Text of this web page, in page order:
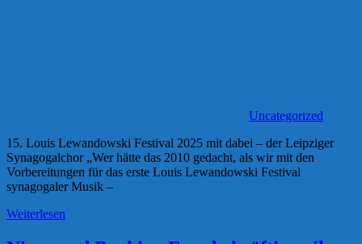
Uncategorized
15. Louis Lewandowski Festival 2025 mit dabei – der Leipziger
Synagogalchor „Wer hätte das 2010 gedacht, als wir mit den
Vorbereitungen für das erste Louis Lewandowski Festival
synagogaler Musik –
Weiterlesen